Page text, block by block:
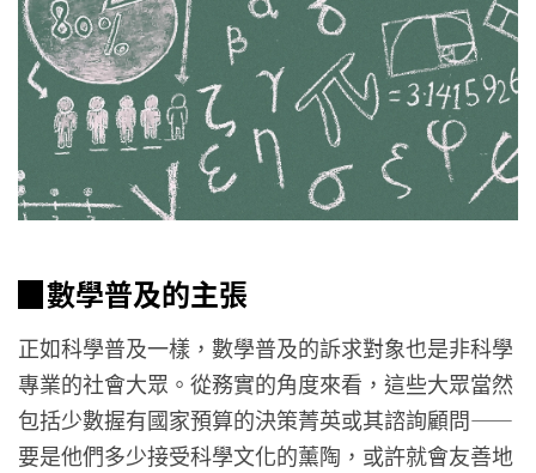
▉數學普及的主張
正如科學普及一樣，數學普及的訴求對象也是非科學
專業的社會大眾。從務實的角度來看，這些大眾當然
包括少數握有國家預算的決策菁英或其諮詢顧問——
要是他們多少接受科學文化的薰陶，或許就會友善地